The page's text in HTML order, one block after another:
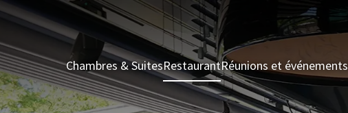
Chambres & SuitesRestaurantRéunions et événements